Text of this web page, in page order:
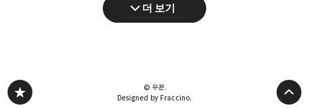
더 보기
© 우꾼.
Designed by Fraccino.